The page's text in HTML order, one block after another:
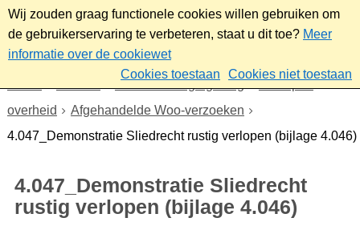
Wij zouden graag functionele cookies willen gebruiken om
de gebruikerservaring te verbeteren, staat u dit toe? Meer
informatie over de cookiewet
Cookies toestaan
Cookies niet toestaan
Beleid- en regelgeving
Wet open
overheid
Afgehandelde Woo-verzoeken
4.047_Demonstratie Sliedrecht rustig verlopen (bijlage 4.046)
4.047_Demonstratie Sliedrecht
rustig verlopen (bijlage 4.046)